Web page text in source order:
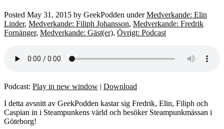
Posted May 31, 2015 by GeekPodden underMedverkande: Elin
Linder, Medverkande: Filiph Johansson, Medverkande: Fredrik
Fornänger, Medverkande: Gäst(er), Övrigt: Podcast
Podcast: Play in new window | Download
I detta avsnitt av GeekPodden kastar sig Fredrik, Elin, Filiph och
Caspian in i Steampunkens värld och besöker Steampunkmässan i
Göteborg!